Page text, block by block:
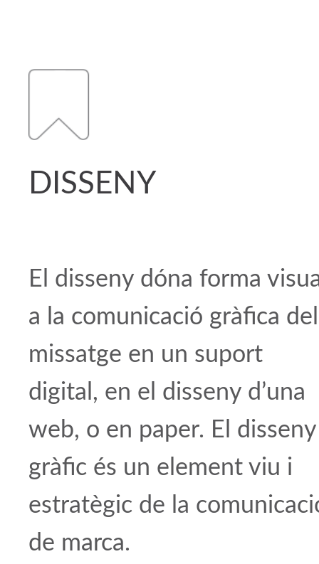
DISSENY
El disseny dóna forma
a la comunicació gràfica del
missatge en un suport
digital, en el disseny d’una
web, o en paper. El disseny
gràfic és un element viu i
estratègic de la
de marca.